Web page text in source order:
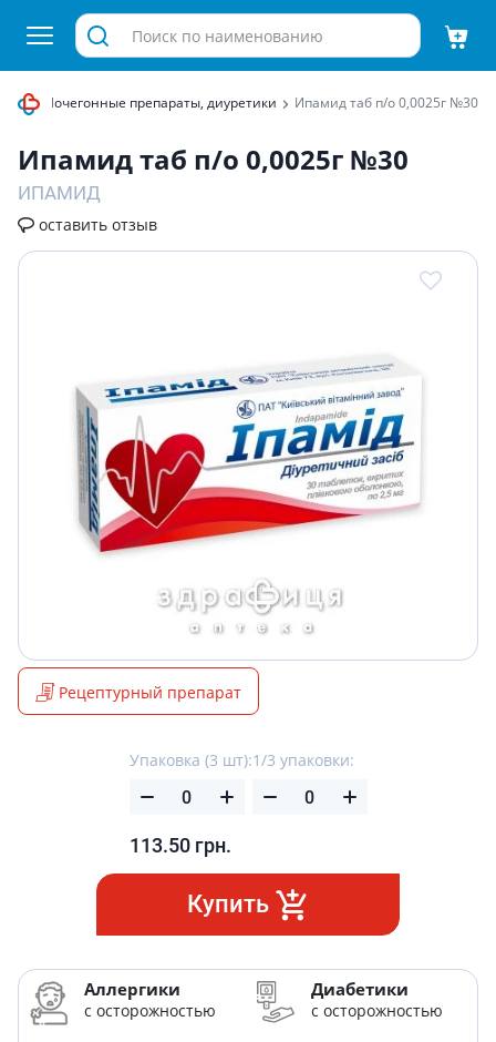
Мочегонные препараты, диуретики Ипамид таб п/о 0,0025г №30
Ипамид таб п/о 0,0025г №30
ИПАМИД
оставить отзыв
Рецептурный препарат
Упаковка (3 шт):
113.50 грн.
1/3 упаковки:
Купить
Аллергики
с осторожностью
Диабетики
с осторожностью